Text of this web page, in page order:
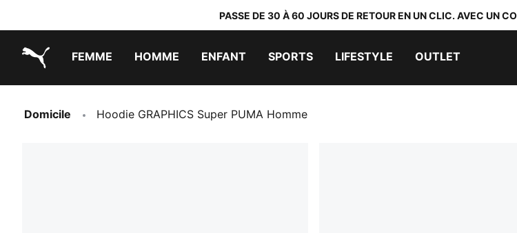
PASSE DE 30 À 60 JOURS DE RETOUR EN UN CLIC. AVEC UN
FEMME HOMME ENFANT SPORTS LIFESTYLE OUTLET
Domicile Hoodie GRAPHICS Super PUMA Homme